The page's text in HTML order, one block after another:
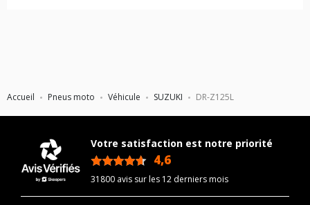
Accueil Pneus moto Véhicule SUZUKI DR-Z125L
Votre satisfaction est notre priorité
4,6
31800 avis sur les 12 derniers mois